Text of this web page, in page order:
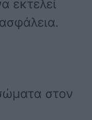
εκτελεί
στον